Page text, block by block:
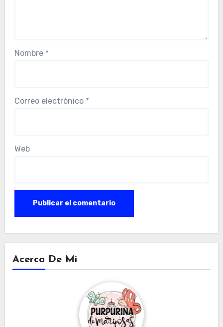
Nombre *
Correo electrónico *
Web
Acerca De Mi